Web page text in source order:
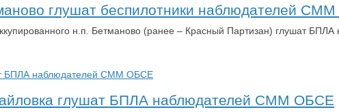
глушат беспилотники наблюдателей
н.п. Бетманово (ранее – Красный Партизан) глушат
глушат БПЛА наблюдателей СММ ОБСЕ